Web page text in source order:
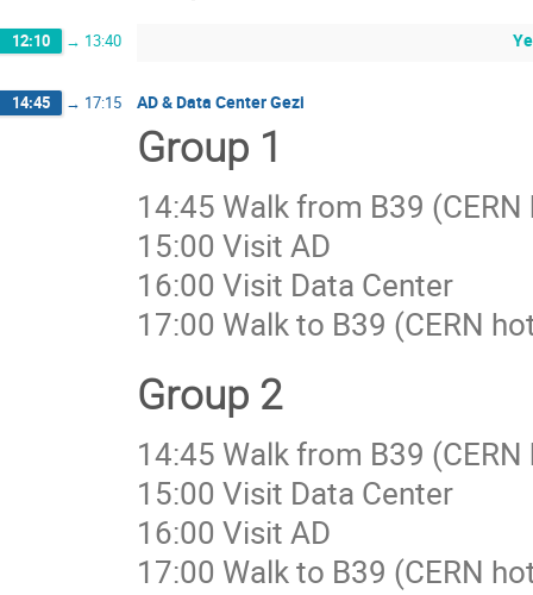
12:10 → 13:40
14:45 → 17:15 AD & Data Center Gezi
Group 1
14:45 Walk from B39
15:00 Visit AD
16:00 Visit Data Center
17:00 Walk to B39 (CERN
Group 2
14:45 Walk from B39
15:00 Visit Data Center
16:00 Visit AD
17:00 Walk to B39 (CERN